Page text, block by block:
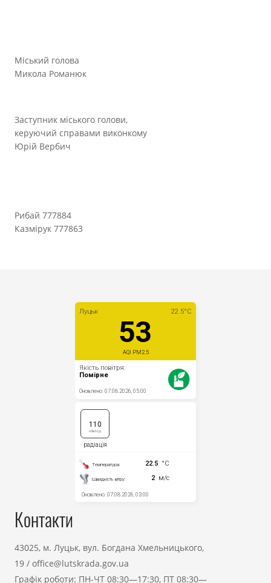
Міський голова
Микола Романюк
Заступник міського голови,
керуючий справами виконкому
Юрій Вербич
Рибай 777884
Казмірук 777863
Контакти
43025, м. Луцьк, вул. Богдана Хмельницького,
19 / office@lutskrada.gov.ua
Графік роботи: ПН-ЧТ 08:30—17:30, ПТ 08:30—